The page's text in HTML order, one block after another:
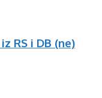
RS i DB (ne)